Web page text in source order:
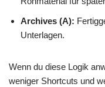
Archives (A):
Unterlagen.
Wenn du diese Logik
weniger Shortcuts und